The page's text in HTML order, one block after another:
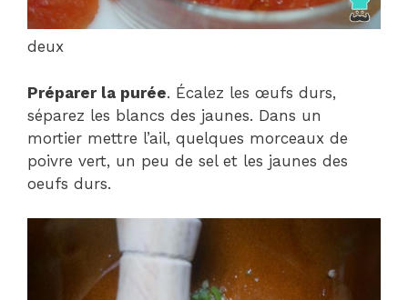
deux
Préparer la purée. Écalez les œufs durs,
séparez les blancs des jaunes. Dans un
mortier mettre l’ail, quelques morceaux de
poivre vert, un peu de sel et les jaunes des
oeufs durs.